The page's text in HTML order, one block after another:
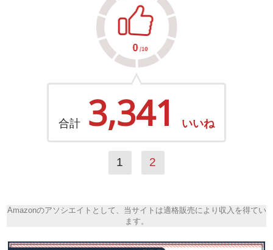
合計 3,341 いいね
1 2
Amazonのアソシエイトとして、当サイトは適格販売により収入を得てい
ます。